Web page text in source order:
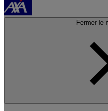
Fermer le